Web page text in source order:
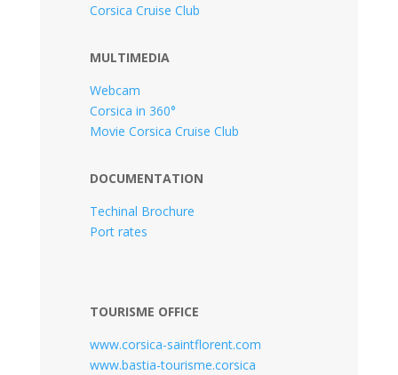
Corsica Cruise Club
MULTIMEDIA
Webcam
Corsica in 360°
Movie Corsica Cruise Club
DOCUMENTATION
Techinal Brochure
Port rates
TOURISME OFFICE
www.corsica-saintflorent.com
www.bastia-tourisme.corsica